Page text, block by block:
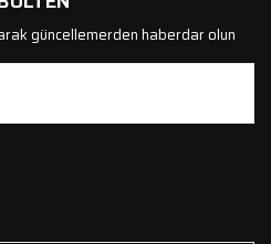
güncellemerden haberdar olun